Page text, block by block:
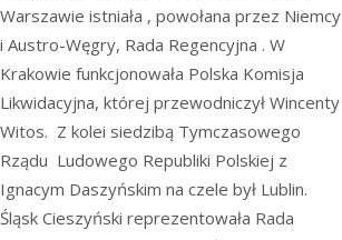
Warszawie istniała , powołana przez Niemcy
i Austro-Węgry, Rada Regencyjna . W
Krakowie funkcjonowała Polska Komisja
Likwidacyjna, której przewodniczył Wincenty
Witos. Z kolei siedzibą Tymczasowego
Rządu Ludowego Republiki Polskiej z
Ignacym Daszyńskim na czele był Lublin.
Śląsk Cieszyński reprezentowała Rada